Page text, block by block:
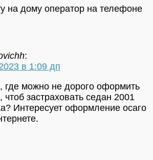
на дому оператор на телефоне
:
в 1:09 дп
где можно не дорого оформить
чтоб застраховать седан 2001
Интересует оформление осаго